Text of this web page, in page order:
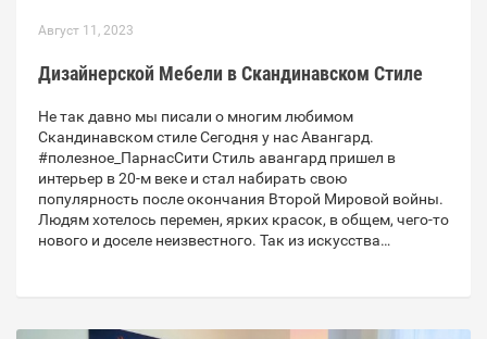
Август 11, 2023
Дизайнерской Мебели в Скандинавском Стиле
Не так давно мы писали о многим любимом
Скандинавском стиле Сегодня у нас Авангард.
#полезное_ПарнасСити Стиль авангард пришел в
интерьер в 20-м веке и стал набирать свою
популярность после окончания Второй Мировой войны.
Людям хотелось перемен, ярких красок, в общем, чего-то
нового и доселе неизвестного. Так из искусства…